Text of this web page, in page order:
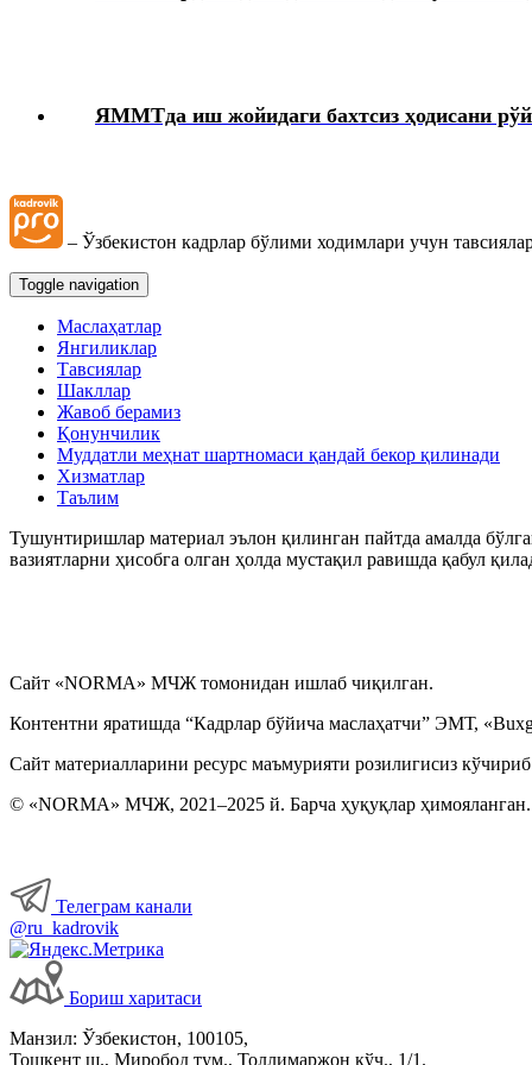
Карантин
Меҳнат низолари
Якка тартибдаги тадбиркор
ЯММТ
Ҳарбий хизматга мажбурларни рўйхатга олиш
ЯММТда иш жойидаги бахтсиз ҳодисани
– Ўзбекистон кадрлар бўлими ходимлари учун
Toggle navigation
Маслаҳатлар
Янгиликлар
Тавсиялар
Шакллар
Жавоб берамиз
Қонунчилик
Муддатли меҳнат шартномаси қандай бекор қилинади
Хизматлар
Таълим
Тушунтиришлар материал эълон қилинган пайтда амалда
вазиятларни ҳисобга олган ҳолда мустақил равишда қабул
Сайт «NORMA» МЧЖ томонидан ишлаб чиқилган.
Контентни яратишда “Кадрлар бўйича маслаҳатчи” ЭМТ,
Сайт материалларини ресурс маъмурияти розилигисиз
© «NORMA» МЧЖ, 2021–2025 й. Барча ҳуқуқлар ҳимояланган.
Телеграм канали
@ru_kadrovik
Бориш харитаси
Манзил: Ўзбекистон, 100105,
Тошкент ш., Миробод тум., Толлимаржон кўч., 1/1.